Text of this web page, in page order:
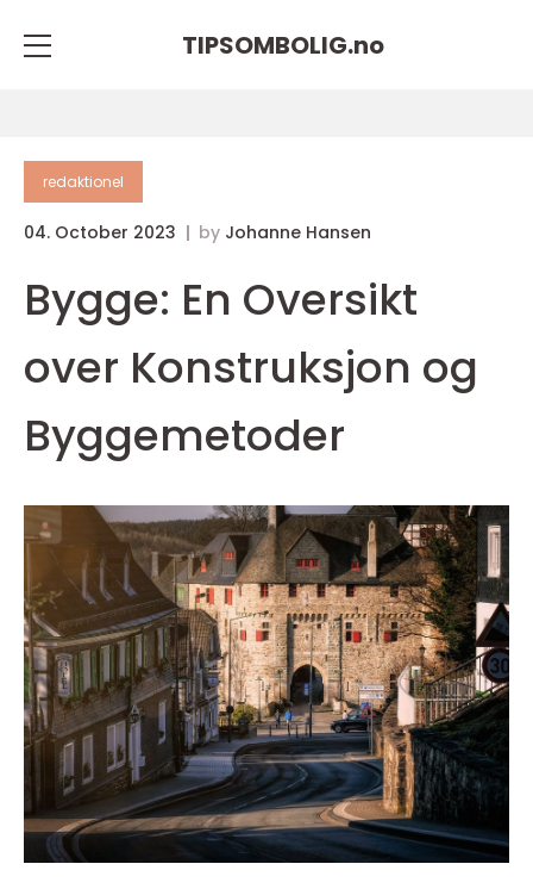
TIPSOMBOLIG.no
redaktionel
04. October 2023 by Johanne Hansen
Bygge: En Oversikt
over Konstruksjon og
Byggemetoder